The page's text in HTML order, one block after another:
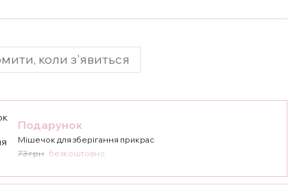
коли з'явиться
Подарунок
Мішечок для зберігання прикрас
73 грн безкоштовно